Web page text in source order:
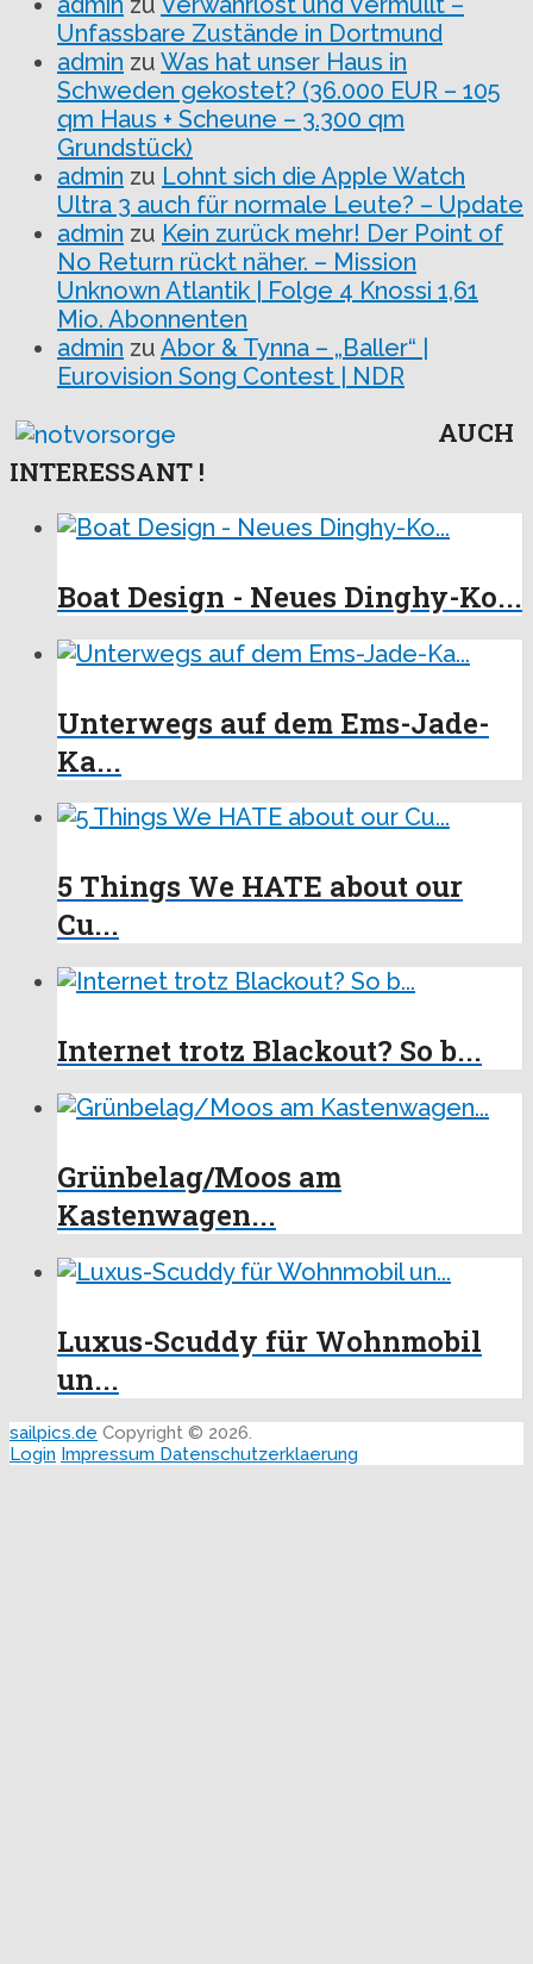
Unfassbare Zustände in Dortmund
admin zu Was hat unser Haus in
Schweden gekostet? (36.000 EUR – 105
qm Haus + Scheune – 3.300 qm
Grundstück)
admin zu Lohnt sich die Apple Watch
Ultra 3 auch für normale Leute? – Update
admin zu Kein zurück mehr! Der Point of
No Return rückt näher. – Mission
Unknown Atlantik | Folge 4 Knossi 1,61
Mio. Abonnenten
admin zu Abor & Tynna – „Baller“ |
Eurovision Song Contest | NDR
AUCH
INTERESSANT !
Boat Design - Neues Dinghy-Ko...
Unterwegs auf dem Ems-Jade-
Ka...
5 Things We HATE about our
Cu...
Internet trotz Blackout? So b...
Grünbelag/Moos am
Kastenwagen...
Luxus-Scuddy für Wohnmobil
un...
sailpics.de Copyright © 2026.
Login Impressum Datenschutzerklaerung